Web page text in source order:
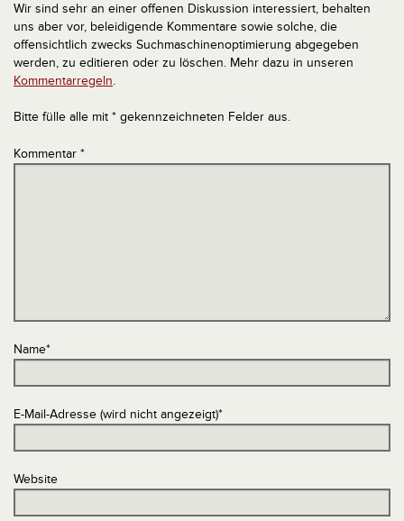
Wir sind sehr an einer offenen Diskussion interessiert, behalten
uns aber vor, beleidigende Kommentare sowie solche, die
offensichtlich zwecks Suchmaschinenoptimierung abgegeben
werden, zu editieren oder zu löschen. Mehr dazu in unseren
Kommentarregeln.
Bitte fülle alle mit * gekennzeichneten Felder aus.
Kommentar *
Name*
E-Mail-Adresse (wird nicht angezeigt)*
Website